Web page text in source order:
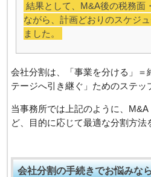
結果として、M&A後の税務面
ながら、計画どおりのスケジ
ました。
会社分割は、「事業を分ける」＝
テージへ引き継ぐ」ためのステッ
当事務所では上記のように、
ど、目的に応じて最適な分割方法
会社分割の手続きでお悩みな